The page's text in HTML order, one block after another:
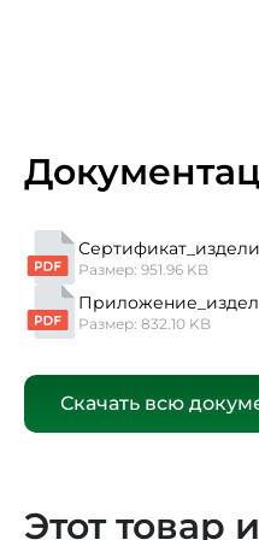
Размер: 951.96 KB
Размер: 832.10 KB
Скачать всю
Этот товар